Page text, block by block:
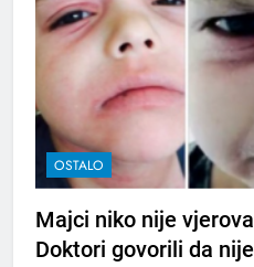
OSTALO
Majci niko nije
Doktori govorili da